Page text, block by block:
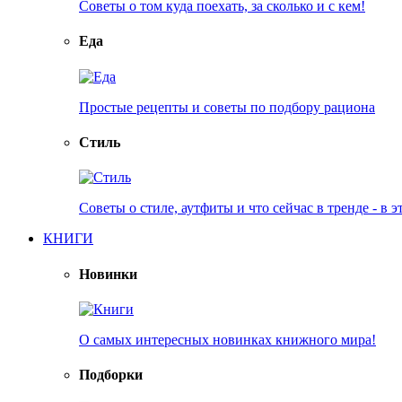
Советы о том куда поехать, за сколько и с кем!
Еда
Простые рецепты и советы по подбору рациона
Стиль
Советы о стиле, аутфиты и что сейчас в тренде - в
КНИГИ
Новинки
О самых интересных новинках книжного мира!
Подборки